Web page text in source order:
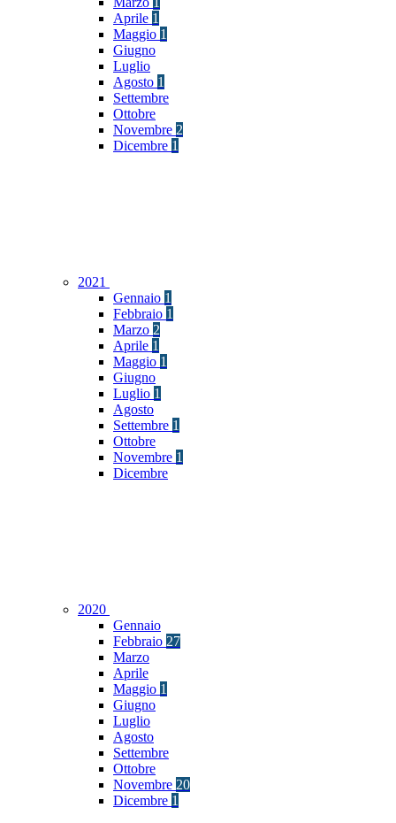
Aprile 1
Maggio 1
Giugno
Luglio
Agosto 1
Settembre
Ottobre
Novembre 2
Dicembre 1
2021
Gennaio 1
Febbraio 1
Marzo 2
Aprile 1
Maggio 1
Giugno
Luglio 1
Agosto
Settembre 1
Ottobre
Novembre 1
Dicembre
2020
Gennaio
Febbraio 27
Marzo
Aprile
Maggio 1
Giugno
Luglio
Agosto
Settembre
Ottobre
Novembre 20
Dicembre 1